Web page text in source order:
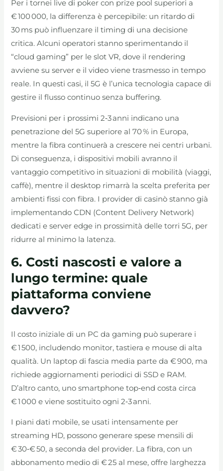
Per i tornei live di poker con prize pool superiori a
€ 100 000, la differenza è percepibile: un ritardo di
30 ms può influenzare il timing di una decisione
critica. Alcuni operatori stanno sperimentando il
“cloud gaming” per le slot VR, dove il rendering
avviene su server e il video viene trasmesso in tempo
reale. In questi casi, il 5G è l’unica tecnologia capace di
gestire il flusso continuo senza buffering.
Previsioni per i prossimi 2‑3 anni indicano una
penetrazione del 5G superiore al 70 % in Europa,
mentre la fibra continuerà a crescere nei centri urbani.
Di conseguenza, i dispositivi mobili avranno il
vantaggio competitivo in situazioni di mobilità (viaggi,
caffè), mentre il desktop rimarrà la scelta preferita per
ambienti fissi con fibra. I provider di casinò stanno già
implementando CDN (Content Delivery Network)
dedicati e server edge in prossimità delle torri 5G, per
ridurre al minimo la latenza.
6. Costi nascosti e valore a
lungo termine: quale
piattaforma conviene
davvero?
Il costo iniziale di un PC da gaming può superare i
€ 1 500, includendo monitor, tastiera e mouse di alta
qualità. Un laptop di fascia media parte da € 900, ma
richiede aggiornamenti periodici di SSD e RAM.
D’altro canto, uno smartphone top‑end costa circa
€ 1 000 e viene sostituito ogni 2‑3 anni.
I piani dati mobile, se usati intensamente per
streaming HD, possono generare spese mensili di
€ 30‑€ 50, a seconda del provider. La fibra, con un
abbonamento medio di € 25 al mese, offre larghezza